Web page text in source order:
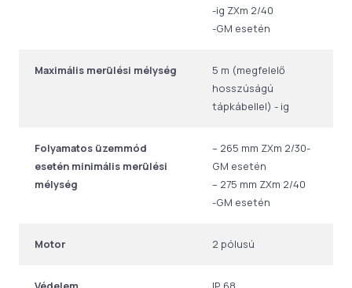
-ig ZXm 2/40
-GM esetén
Maximális merülési mélység
5 m (megfelelő
hosszúságú
tápkábellel) - ig
Folyamatos üzemmód
esetén minimális merülési
mélység
– 265 mm ZXm 2/30-
GM esetén
– 275 mm ZXm 2/40
-GM esetén
Motor 2 pólusú